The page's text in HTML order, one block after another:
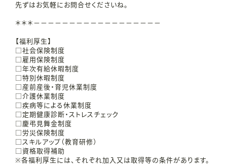
先ずはお気軽にお問合せくださいね。
＊＊＊－－－－－－－－－－－－－－－－－－
【福利厚生】
□社会保険制度
□雇用保険制度
□年次有給休暇制度
□特別休暇制度
□産前産後・育児休業制度
□介護休業制度
□疾病等による休業制度
□定期健康診断・ストレスチェック
□慶弔見舞金制度
□労災保険制度
□スキルアップ（教育研修）
□資格取得補助
※各福利厚生には、それぞれ加入又は取得等の条件があります。